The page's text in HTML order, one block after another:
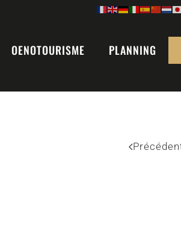
OENOTOURISME PLANNING